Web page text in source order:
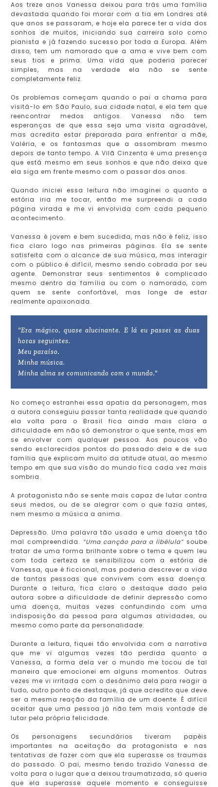
Aos treze anos Vanessa deixou para trás uma família
devastada quando foi morar com a tia em Londres até
que anos se passaram, e hoje ela parece ter a vida dos
sonhos de muitos, iniciando sua carreira solo como
pianista e já fazendo sucesso por toda a Europa. Além
disso, tem um namorado que a ama e vive bem com
seus tios e prima. Uma vida que poderia parecer
simples, mas na verdade ela não se sente
completamente feliz.
Os problemas começam quando o pai a chama para
visitá-lo em São Paulo, sua cidade natal, e ela tem que
reencontrar medos antigos. Vanessa não tem
esperanças de que essa seja uma visita agradável,
mas acredita estar preparada para enfrentar a mãe,
Valéria, e os fantasmas que a assombram mesmo
depois de tanto tempo. A Vilã Cinzenta é uma presença
que está mesmo em seus sonhos e que não deixa que
ela siga em frente mesmo com o passar dos anos.
Quando iniciei essa leitura não imaginei o quanto a
estória iria me tocar, então me surpreendi a cada
página virada e me vi envolvida com cada pequeno
acontecimento.
Vanessa é jovem e bem sucedida, mas não é feliz, isso
fica claro logo nas primeiras páginas. Ela se sente
satisfeita com o alcance de sua música, mas interagir
com o público é difícil, mesmo sendo cobrada por seu
agente. Demonstrar seus sentimentos é complicado
mesmo dentro da família ou com o namorado, com
quem se sente confortável, mas longe de estar
realmente apaixonada.
"Era mágico, quase alucinante. E lá eu passei as duas
horas seguintes.
Meu paraíso.
Minha música.
Minha alma se comunicando com o mundo."
No começo estranhei essa apatia da personagem, mas
a autora conseguiu passar tanta realidade que quando
ela volta para o Brasil fica ainda mais clara a
dificuldade em não só demonstrar o que sente, mas em
se envolver com qualquer pessoa. Aos poucos vão
sendo esclarecidos pontos do passado dela e de sua
família que explicam muito da atitude atual, ao mesmo
tempo em que sua visão do mundo fica cada vez mais
sombria.
A protagonista não se sente mais capaz de lutar contra
seus medos, ou de se alegrar com o que fazia antes,
nem mesmo a música a anima.
Depressão. Uma palavra tão usada e uma doença tão
mal compreendida. “Uma canção para a libélula” soube
tratar de uma forma brilhante sobre o tema e quem leu
com toda certeza se sensibilizou com a estória de
Vanessa, que é ficcional, mas poderia descrever a vida
de tantas pessoas que convivem com essa doença.
Durante a leitura, fica claro o destaque dado pela
autora sobre a dificuldade de definir depressão como
uma doença, muitas vezes confundindo com uma
indisposição da pessoa para algumas atividades, ou
mesmo como parte da personalidade.
Durante a leitura, fiquei tão envolvida com a narrativa
que me vi algumas vezes tão perdida quanto a
Vanessa, a forma dela ver o mundo me tocou de tal
maneira que emocionei em alguns momentos. Outras
vezes me vi irritada com o desânimo dela para reagir a
tudo, outro ponto de destaque, já que acredito que deve
ser a mesma reação da família de um doente. É difícil
aceitar que uma pessoa já não tem mais vontade de
lutar pela própria felicidade.
Os personagens secundários tiveram papéis
importantes na aceitação da protagonista e nas
tentativas de fazer com que ela superasse os traumas
do passado. O pai, mesmo tendo trazido Vanessa de
volta para o lugar que a deixou traumatizada, só queria
que ela superasse aquele momento e conseguisse